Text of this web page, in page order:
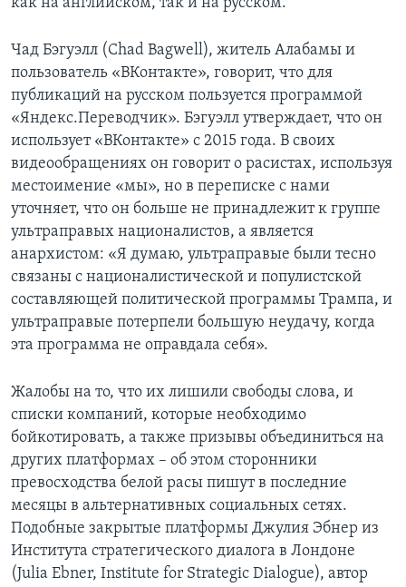
как на английском, так и на русском.
Чад Бэгуэлл (Chad Bagwell), житель Алабамы и
пользователь «ВКонтакте», говорит, что для
публикаций на русском пользуется программой
«Яндекс.Переводчик». Бэгуэлл утверждает, что он
использует «ВКонтакте» с 2015 года. В своих
видеообращениях он говорит о расистах, используя
местоимение «мы», но в переписке с нами
уточняет, что он больше не принадлежит к группе
ультраправых националистов, а является
анархистом: «Я думаю, ультраправые были тесно
связаны с националистической и популистской
составляющей политической программы Трампа, и
ультраправые потерпели большую неудачу, когда
эта программа не оправдала себя».
Жалобы на то, что их лишили свободы слова, и
списки компаний, которые необходимо
бойкотировать, а также призывы объединиться на
других платформах – об этом сторонники
превосходства белой расы пишут в последние
месяцы в альтернативных социальных сетях.
Подобные закрытые платформы Джулия Эбнер из
Института стратегического диалога в Лондоне
(Julia Ebner, Institute for Strategic Dialogue), автор